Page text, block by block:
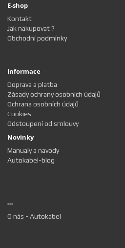
E-shop
Kontakt
Jak nakupovat ?
Obchodní podmínky
Informace
Doprava a platba
Zásady ochrany osobních údajů
Ochrana osobních údajů
Cookies
Odstoupení od smlouvy
Novinky
Manualy a navody
Autokabel-blog
---
O nás - Autokabel